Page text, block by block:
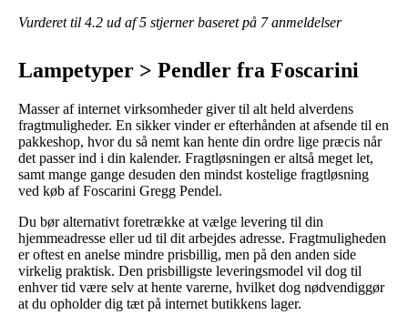
Vurderet til 4.2 ud af 5 stjerner baseret på 7anmeldelser
Lampetyper > Pendler fra Foscarini
Masser af internet virksomheder giver til alt held alverdens
fragtmuligheder. En sikker vinder er efterhånden at afsende til en
pakkeshop, hvor du så nemt kan hente din ordre lige præcis når
det passer ind i din kalender. Fragtløsningen er altså meget let,
samt mange gange desuden den mindst kostelige fragtløsning
ved køb af Foscarini Gregg Pendel.
Du bør alternativt foretrække at vælge levering til din
hjemmeadresse eller ud til dit arbejdes adresse. Fragtmuligheden
er oftest en anelse mindre prisbillig, men på den anden side
virkelig praktisk. Den prisbilligste leveringsmodel vil dog til
enhver tid være selv at hente varerne, hvilket dog nødvendiggør
at du opholder dig tæt på internet butikkens lager.